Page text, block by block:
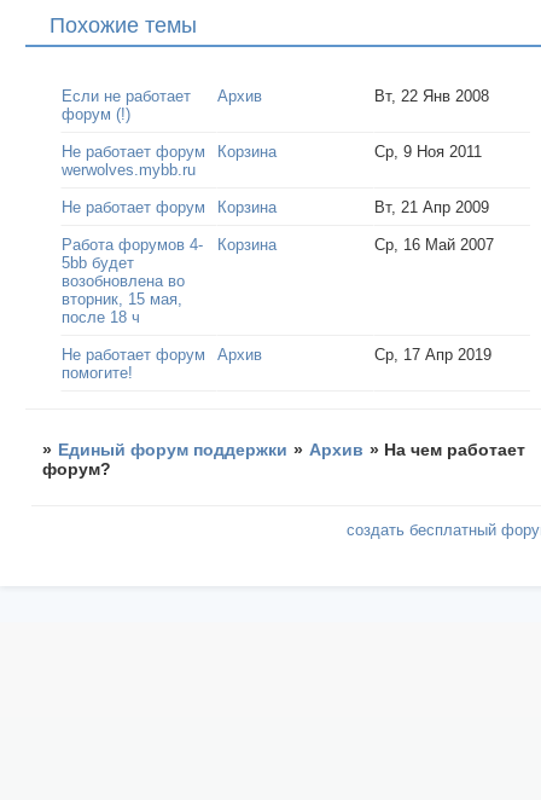
Похожие темы
Если не работает
форум (!)
Архив Вт, 22 Янв 2008
Не работает форум
werwolves.mybb.ru
Корзина Ср, 9 Ноя 2011
Не работает форум Корзина Вт, 21 Апр 2009
Работа форумов 4-
5bb будет
возобновлена во
вторник, 15 мая,
после 18 ч
Корзина Ср, 16 Май 2007
Не работает форум
помогите!
Архив Ср, 17 Апр 2019
» Единый форум поддержки » Архив » На чем работает
форум?
создать бесплатный